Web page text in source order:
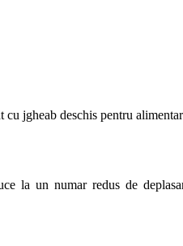
jgheab deschis pentru
la un numar redus de